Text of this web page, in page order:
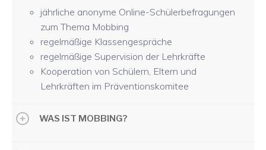
jährliche anonyme Online-Schülerbefragungen
zum Thema Mobbing
regelmäßige Klassengespräche
regelmäßige Supervision der Lehrkräfte
Kooperation von Schülern, Eltern und
Lehrkräften im Präventionskomitee
WAS IST MOBBING?